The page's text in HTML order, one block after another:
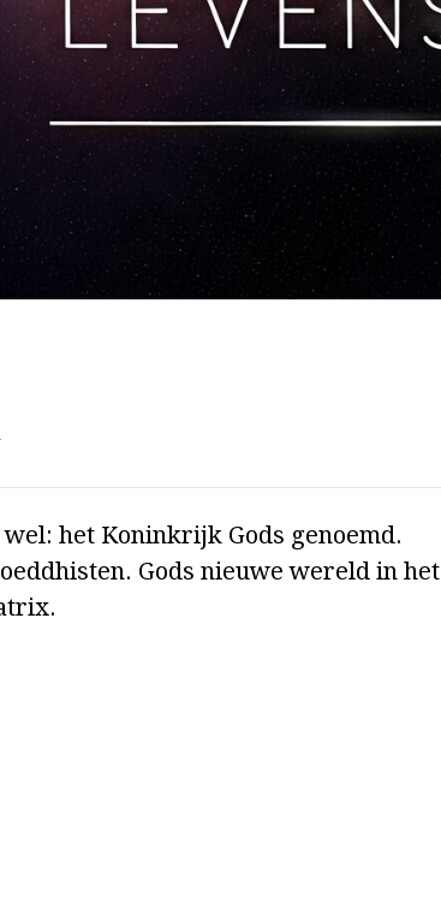
wel: het Koninkrijk Gods genoemd.
Gods nieuwe wereld in het